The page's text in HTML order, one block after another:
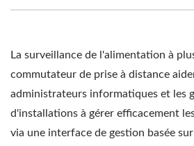
La surveillance de l'alimentation à
commutateur de prise à distance
administrateurs informatiques et les
d'installations à gérer efficacement
via une interface de gestion basée